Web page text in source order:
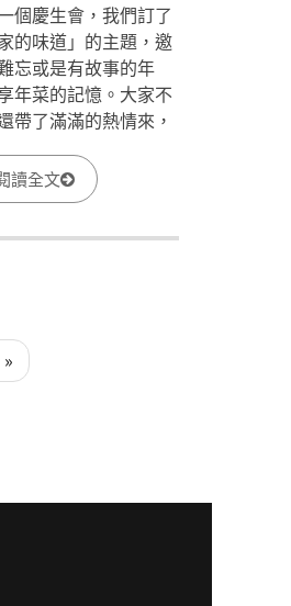
慶生會，我們訂了
的味道」的主題，邀
忘或是有故事的年
年菜的記憶。大家不
帶了滿滿的熱情來，
到。
讀全文